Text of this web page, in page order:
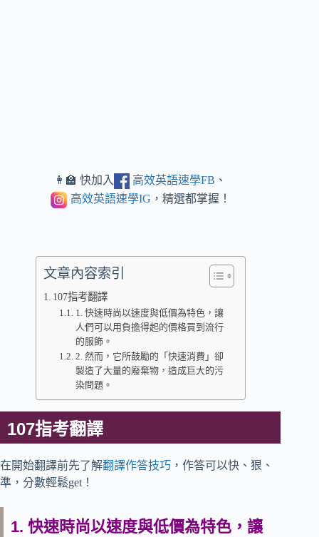
👩‍🏫 快加入 高效英語速學FB 、
高效英語速學IG ，精選都掌握！
文章內容索引
107指考翻譯
1. 快速時尚以速度與低價為特色，讓
人們可以用負擔得起的價格買到流行
的服飾。
2. 然而，它所鼓勵的「快速消費」卻
製造了大量的廢棄物，造成巨大的污
染問題。
107指考翻譯
在開始翻譯前先了解翻譯作答技巧 ，作答可以快、狠、
準，分數輕鬆get！
1. 快速時尚以速度與低價為特色，讓